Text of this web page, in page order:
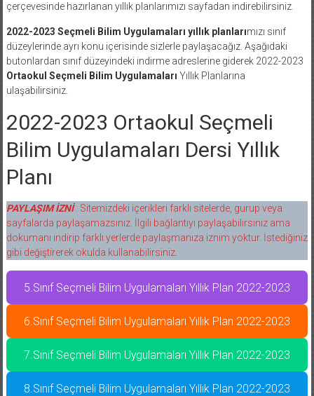
çerçevesinde hazırlanan yıllık planlarımızı sayfadan indirebilirsiniz.
2022-2023 Seçmeli Bilim Uygulamaları yıllık planlarımızı sınıf
düzeylerinde ayrı konu içerisinde sizlerle paylaşacağız. Aşağıdaki
butonlardan sınıf düzeyindeki indirme adreslerine giderek 2022-2023
Ortaokul Seçmeli Bilim Uygulamaları Yıllık Planlarına
ulaşabilirsiniz.
2022-2023 Ortaokul Seçmeli
Bilim Uygulamaları Dersi Yıllık
Planı
PAYLAŞIM İZNİ: Sitemizdeki içerikleri farklı sitelerde, gurup veya
sayfalarda paylaşamazsınız. İlgili bağlantıyı paylaşabilirsiniz ama
dokumanı indirip farklı yerlerde paylaşmanıza iznim yoktur. İstediğiniz
gibi değiştirerek okulda kullanabilirsiniz.
5.Sınıf Seçmeli Bilim Uygulamaları Yıllık Plan 2022-2023
6.Sınıf Seçmeli Bilim Uygulamaları Yıllık Plan 2022-2023
7.Sınıf Seçmeli Bilim Uygulamaları Yıllık Plan 2022-2023
8.Sınıf Seçmeli Bilim Uygulamaları Yıllık Plan 2022-2023